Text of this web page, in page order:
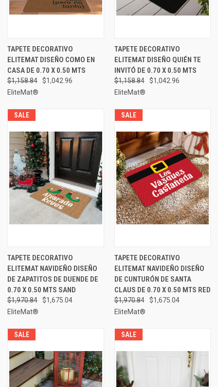
TAPETE DECORATIVO
ELITEMAT DISEÑO COMO EN
CASA DE 0.70 X 0.50 MTS
$1,158.84
$1,042.96
EliteMat®
TAPETE DECORATIVO
ELITEMAT DISEÑO QUIÉN TE
INVITÓ DE 0.70 X 0.50 MTS
$1,158.84
$1,042.96
EliteMat®
SALE
TAPETE DECORATIVO
ELITEMAT NAVIDEÑO DISEÑO
DE ZAPATITOS DE DUENDE DE
0.70 X 0.50 MTS SAND
$1,970.84
$1,675.04
EliteMat®
SALE
TAPETE DECORATIVO
ELITEMAT NAVIDEÑO DISEÑO
DE CUNTURÓN DE SANTA
CLAUS DE 0.70 X 0.50 MTS RED
$1,970.84
$1,675.04
EliteMat®
SALE SALE